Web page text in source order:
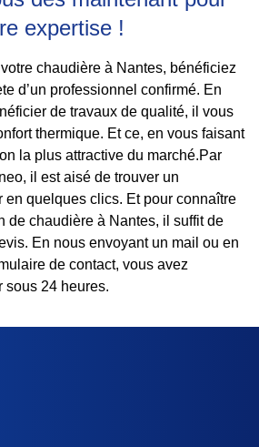
expertise !
chaudière à Nantes, bénéficiez
d’un professionnel confirmé. En
de travaux de qualité, il vous
thermique. Et ce, en vous faisant
la plus attractive du marché.Par
il est aisé de trouver un
en quelques clics. Et pour connaître
de chaudière à Nantes, il suffit de
En nous envoyant un mail ou en
de contact, vous avez
sous 24 heures.